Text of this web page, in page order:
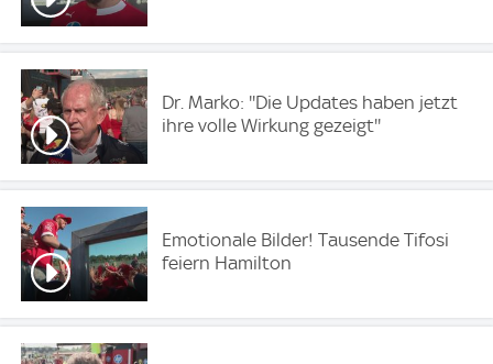
Dr. Marko: ''Die Updates haben jetzt
ihre volle Wirkung gezeigt''
Emotionale Bilder! Tausende Tifosi
feiern Hamilton